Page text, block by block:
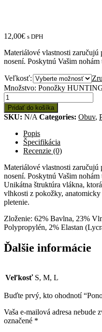
12,00€ s DPH
Materiálové vlastnosti
nosení. Poskytnú Vašim
Veľkosť:
Množstvo: Ponožky
Pridať do košíka
SKU: N/A Categories: Obuv,
Popis
Špecifikácia
Recenzie (0)
Materiálové vlastnosti
nosení. Poskytnú Vašim
Unikátna štruktúra vlákna,
vlhkosti z pokožky,
pletenie.
Zloženie: 62% Bavlna, 23%
Polypropylén, 2% Elastan
Ďalšie informácie
Veľkosť S, M, L
Buďte prvý, kto ohodnotí
Vaša e-mailová adresa nebude
označené *